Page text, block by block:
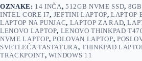
OZNAKE: 14 INČA,512GB NVME SSD,
INTEL CORE I7, JEFTINI LAPTOP,LAPTOP
LAPTOP NA PUNJAC, LAPTOP ZA RAD,
LENOVO LAPTOP, LENOVO THINKPAD
NVME LAPTOP,POLOVAN LAPTOP,
SVETLEĆA TASTATURA,THINKPAD
TRACKPOINT, WINDOWS 11